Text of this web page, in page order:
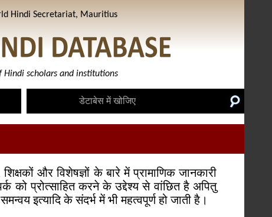
Hindi Secretariat, Mauritius
Hindi scholars and institutions
और विशेषज्ञों के बारे में प्रामाणिक जानकारी
को प्रोत्साहित करने के उद्देश्य से वांछित है अपितु
इत्यादि के संदर्भ में भी महत्वपूर्ण हो जाती है।